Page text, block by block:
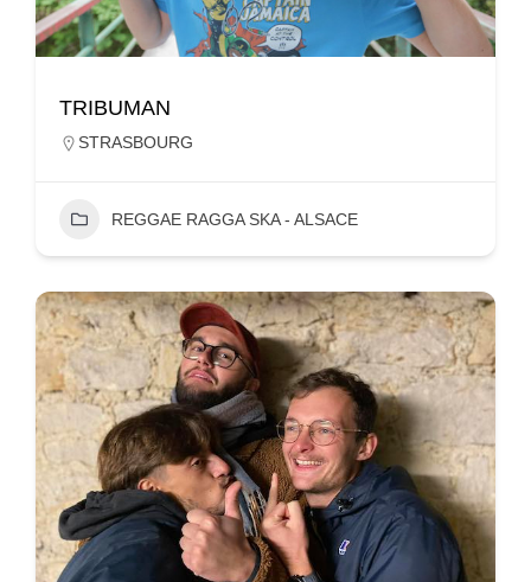
TRIBUMAN
STRASBOURG
REGGAE RAGGA SKA - ALSACE